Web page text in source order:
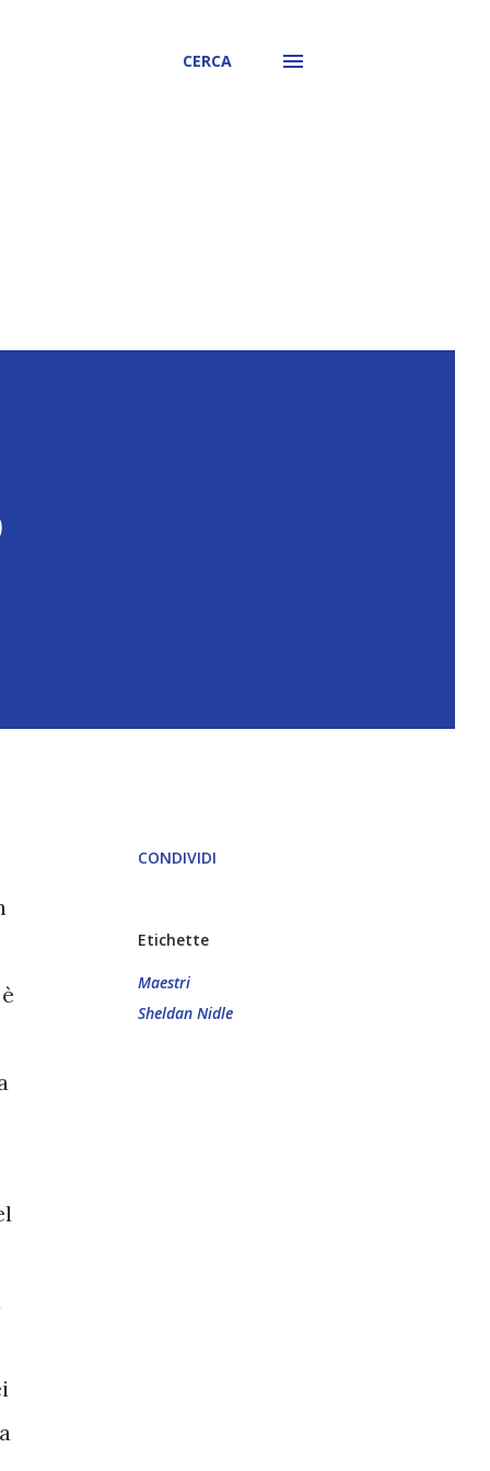
CERCA
CONDIVIDI
Etichette
Maestri
Sheldan Nidle